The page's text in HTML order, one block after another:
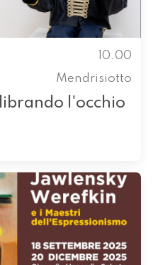
10.00
Mendrisiotto
l'occhio